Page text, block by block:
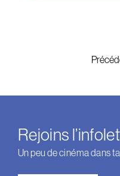
des
Rejoins
Un peu de cinéma dans